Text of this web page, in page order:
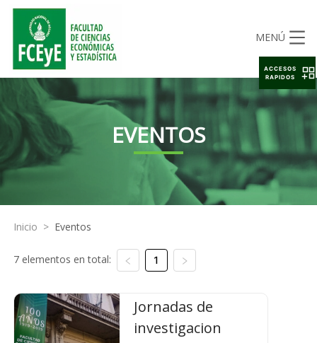
MENÚ
EVENTOS
Inicio > Eventos
7 elementos en total: 1
Jornadas de
investigacion
ACCESOS
RAPIDOS